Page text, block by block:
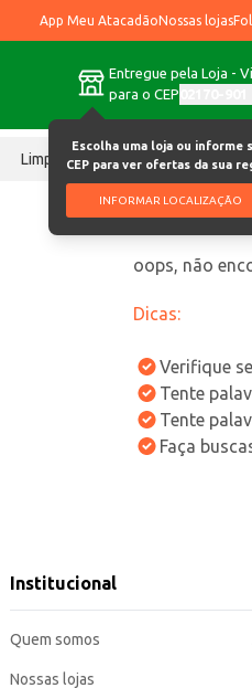
App Meu AtacadãoNossas lojas
Entregue pela Loja -
para o CEP
Escolha uma loja ou informe
CEP para ver ofertas da sua
INFORMAR LOCALIZAÇÃO
Limpeza Chocolates
oops, não
Dicas:
Verifique
Tente
Tente
Faça
Institucional
Quem somos
Nossas lojas